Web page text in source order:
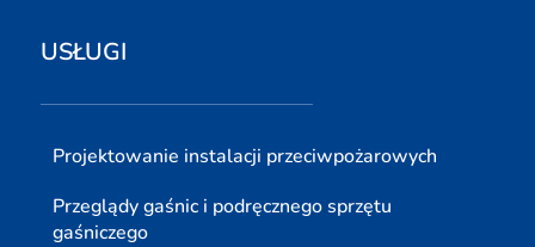
USŁUGI
Projektowanie instalacji przeciwpożarowych
Przeglądy gaśnic i podręcznego sprzętu
gaśniczego